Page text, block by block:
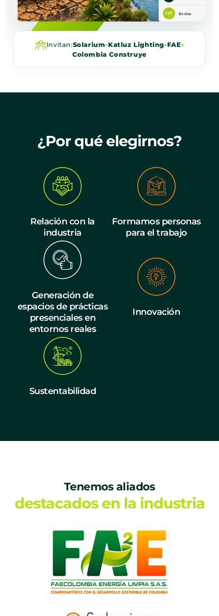
Invitan:Solarium•Katluz Lighting•FAE•
Colombia Construye
¿Por qué elegirnos?
Relación con la
industria
Formamos personas
para el trabajo
Generación de
espacios de prácticas
presenciales en
entornos reales
Innovación
Sustentabilidad
Tenemos aliados
destacados en la industria